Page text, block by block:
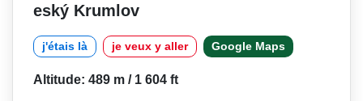
eský Krumlov
j'étais là je veux y aller Google Maps
Altitude: 489 m / 1 604 ft